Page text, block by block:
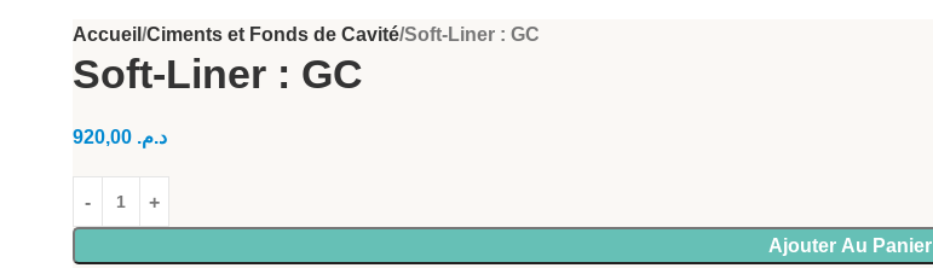
Accueil Ciments et Fonds de Cavité Soft-Liner : GC
Soft-Liner : GC
د.م.
Ajouter Au Panier